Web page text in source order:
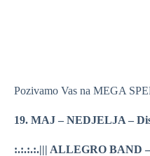
Pozivamo Vas na MEGA
19. MAJ – NEDJELJA –
:.:.:.:.||| ALLEGRO BAND